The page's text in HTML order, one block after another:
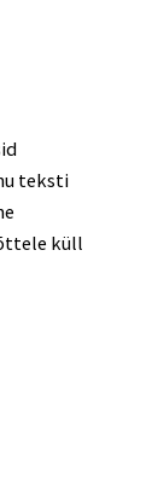
teksti
küll